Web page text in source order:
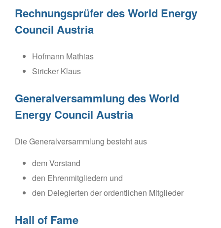
Rechnungsprüfer des World Energy
Council Austria
Hofmann Mathias
Stricker Klaus
Generalversammlung des World
Energy Council Austria
Die Generalversammlung besteht aus
dem Vorstand
den Ehrenmitgliedern und
den Delegierten der ordentlichen Mitglieder
Hall of Fame